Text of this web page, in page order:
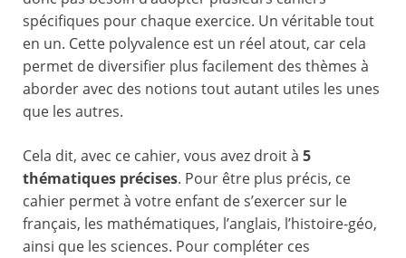
spécifiques pour chaque exercice. Un véritable tout
en un. Cette polyvalence est un réel atout, car cela
permet de diversifier plus facilement des thèmes à
aborder avec des notions tout autant utiles les unes
que les autres.
Cela dit, avec ce cahier, vous avez droit à 5
thématiques précises. Pour être plus précis, ce
cahier permet à votre enfant de s’exercer sur le
français, les mathématiques, l’anglais, l’histoire-géo,
ainsi que les sciences. Pour compléter ces